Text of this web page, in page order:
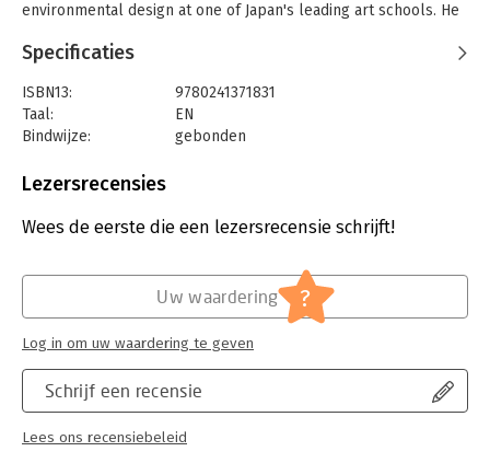
environmental design at one of Japan's leading art schools. He
Goldhawk (Illustrator)
from their seaside cottage in Cornwall. They're hugely inspired
by nature and colour, and love creating magical stories
through their work.
Specificaties
ISBN13:
9780241371831
Taal:
EN
Bindwijze:
gebonden
Uitgever:
Lezersrecensies
Wees de eerste die een lezersrecensie schrijft!
Schrijf een recensie
Lees ons recensiebeleid
Uw waardering ?
Log in om uw waardering te geven